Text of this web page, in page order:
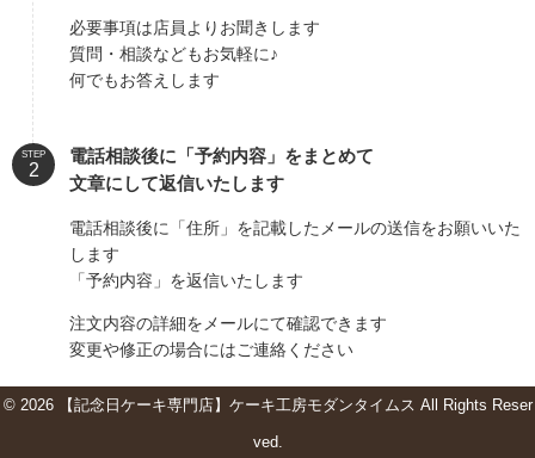
必要事項は店員よりお聞きします
質問・相談などもお気軽に♪
何でもお答えします
STEP
電話相談後に「予約内容」をまとめて
文章にして返信いたします
電話相談後に「住所」を記載したメールの送信をお願いいた
します
「予約内容」を返信いたします
注文内容の詳細をメールにて確認できます
変更や修正の場合にはご連絡ください
© 2026 【記念日ケーキ専門店】ケーキ工房モダンタイムス All Rights Reser
ved.